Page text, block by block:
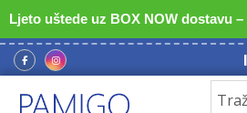
Ljeto uštede uz BOX NOW dostavu